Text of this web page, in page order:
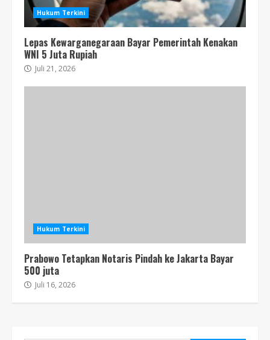
Hukum Terkini
Lepas Kewarganegaraan Bayar Pemerintah Kenakan
WNI 5 Juta Rupiah
Juli 21, 2026
Hukum Terkini
Prabowo Tetapkan Notaris Pindah ke Jakarta Bayar
500 juta
Juli 16, 2026